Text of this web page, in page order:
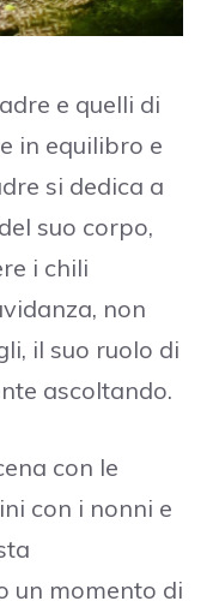
e quelli di
in equilibro e
si dedica a
suo corpo,
i chili
non
il suo ruolo di
ascoltando.
con le
con i nonni e
un momento di